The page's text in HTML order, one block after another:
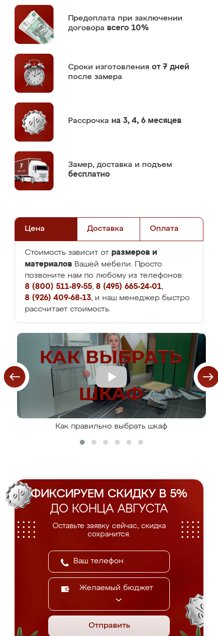
Предоплата при заключении
договора всего 10%
Сроки изготовления от 7 дней
после замера
Рассрочка на 3, 4, 6 месяцев
Замер, доставка и подъем
бесплатно
Цена Доставка Оплата
Стоимость зависит от размеров и
материалов Вашей мебели. Просто
позвоните нам по любому из телефонов:
8 (800) 511-89-55, 8 (495) 665-24-01,
8 (926) 409-68-13, и наш менеджер быстро
рассчитает стоимость.
Как правильно выбрать шкаф
ФИКСИРУЕМ СКИДКУ В 5%
ДО КОНЦА АВГУСТА
Оставьте заявку сейчас, скидка
сохранится.
Желаемый бюджет
Отправить